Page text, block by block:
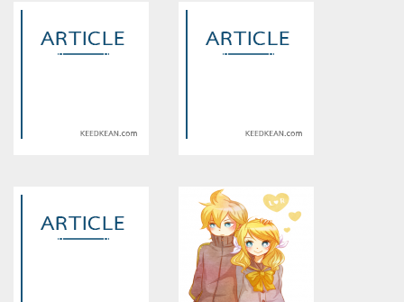
assumed 'article_topic' (this
will throw an Error in a future
/home/keedkean/domains/keedkean.com/public_html/include/article/
Warning: Use of undefined
constant article_topic -
assumed 'article_topic' (this
will throw an Error in a future
version of PHP) in
/home/keedkean/domains/
on line534